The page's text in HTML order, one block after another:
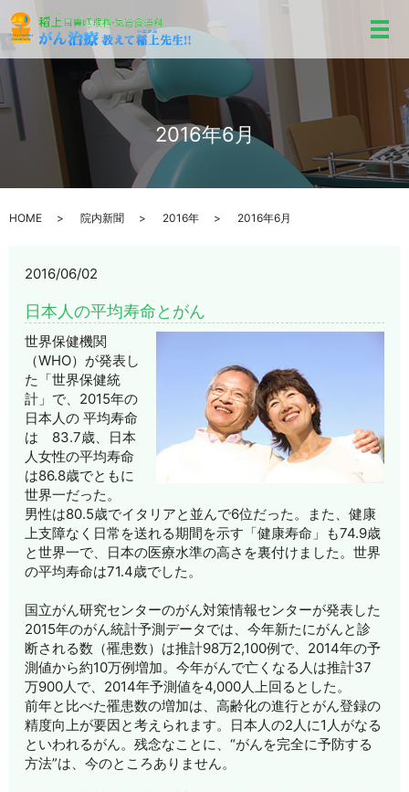
メ
2016年6月
HOME 院内新聞 2016年 2016年6月
2016/06/02
日本人の平均寿命とがん
世界保健機関
（WHO）が発表し
た「世界保健統
計」で、2015年の
日本人の 平均寿命
は 83.7歳、日本
人女性の平均寿命
は86.8歳でともに
世界一だった。
男性は80.5歳でイタリアと並んで6位だった。また、健康
上支障なく日常を送れる期間を示す「健康寿命」も74.9歳
と世界一で、日本の医療水準の高さを裏付けました。世界
の平均寿命は71.4歳でした。
国立がん研究センターのがん対策情報センターが発表した
2015年のがん統計予測データでは、今年新たにがんと診
断される数（罹患数）は推計98万2,100例で、2014年の予
測値から約10万例増加。今年がんで亡くなる人は推計37
万900人で、2014年予測値を4,000人上回るとした。
前年と比べた罹患数の増加は、高齢化の進行とがん登録の
精度向上が要因と考えられます。日本人の2人に1人がなる
といわれるがん。残念なことに、“がんを完全に予防する
方法”は、今のところありません。